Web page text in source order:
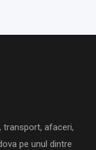
transport, afaceri,
pe unul dintre